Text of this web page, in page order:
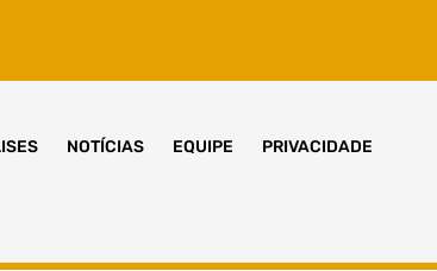
NOTÍCIAS EQUIPE PRIVACIDADE